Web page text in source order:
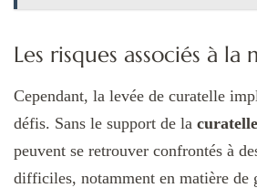
Les risques associés à la
Cependant, la levée de curatelle
défis. Sans le support de la
peuvent se retrouver confrontés à
difficiles, notamment en matière de